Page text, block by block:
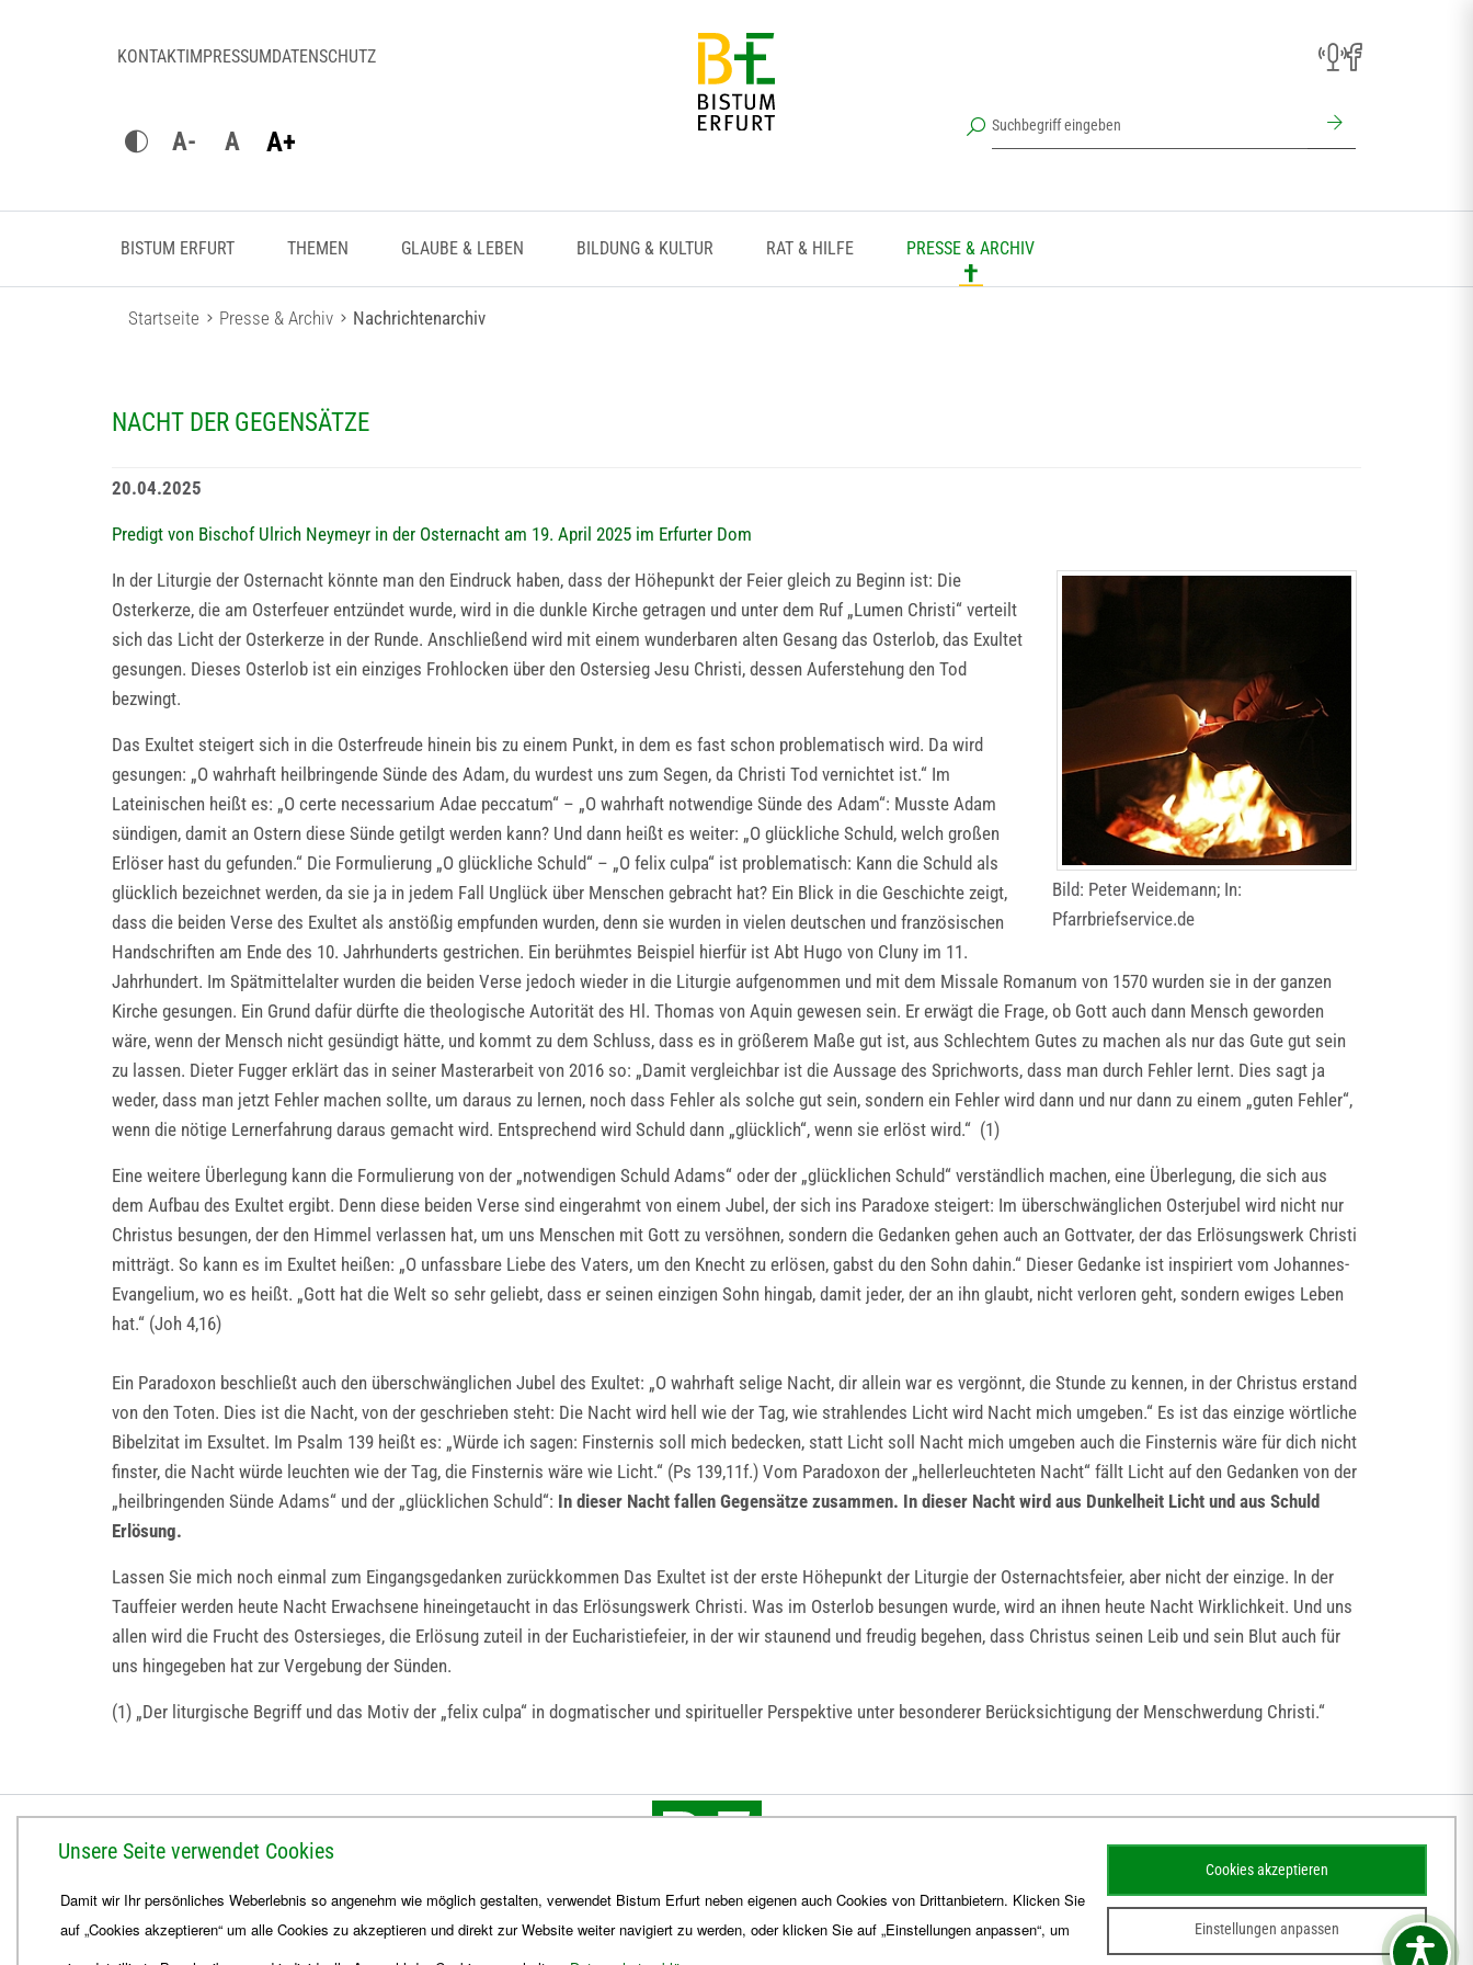
KONTAKTIMPRESSUMDATENSCHUTZ
A- A A+
BISTUM ERFURT THEMEN GLAUBE & LEBEN BILDUNG & KULTUR RAT & HILFE PRESSE & ARCHIV
Startseite Presse & Archiv Nachrichtenarchiv
NACHT DER GEGENSÄTZE
20.04.2025
Predigt von Bischof Ulrich Neymeyr in der Osternacht am 19. April 2025 im Erfurter Dom
Bild: Peter Weidemann; In:
Pfarrbriefservice.de
In der Liturgie der Osternacht könnte man den Eindruck haben, dass der Höhepunkt der Feier gleich zu Beginn ist: Die
Osterkerze, die am Osterfeuer entzündet wurde, wird in die dunkle Kirche getragen und unter dem Ruf „Lumen Christi“ verteilt
sich das Licht der Osterkerze in der Runde. Anschließend wird mit einem wunderbaren alten Gesang das Osterlob, das Exultet
gesungen. Dieses Osterlob ist ein einziges Frohlocken über den Ostersieg Jesu Christi, dessen Auferstehung den Tod
bezwingt.
Das Exultet steigert sich in die Osterfreude hinein bis zu einem Punkt, in dem es fast schon problematisch wird. Da wird
gesungen: „O wahrhaft heilbringende Sünde des Adam, du wurdest uns zum Segen, da Christi Tod vernichtet ist.“ Im
Lateinischen heißt es: „O certe necessarium Adae peccatum“ – „O wahrhaft notwendige Sünde des Adam“: Musste Adam
sündigen, damit an Ostern diese Sünde getilgt werden kann? Und dann heißt es weiter: „O glückliche Schuld, welch großen
Erlöser hast du gefunden.“ Die Formulierung „O glückliche Schuld“ – „O felix culpa“ ist problematisch: Kann die Schuld als
glücklich bezeichnet werden, da sie ja in jedem Fall Unglück über Menschen gebracht hat? Ein Blick in die Geschichte zeigt,
dass die beiden Verse des Exultet als anstößig empfunden wurden, denn sie wurden in vielen deutschen und französischen
Handschriften am Ende des 10. Jahrhunderts gestrichen. Ein berühmtes Beispiel hierfür ist Abt Hugo von Cluny im 11.
Jahrhundert. Im Spätmittelalter wurden die beiden Verse jedoch wieder in die Liturgie aufgenommen und mit dem Missale Romanum von 1570 wurden sie in der ganzen
Kirche gesungen. Ein Grund dafür dürfte die theologische Autorität des Hl. Thomas von Aquin gewesen sein. Er erwägt die Frage, ob Gott auch dann Mensch geworden
wäre, wenn der Mensch nicht gesündigt hätte, und kommt zu dem Schluss, dass es in größerem Maße gut ist, aus Schlechtem Gutes zu machen als nur das Gute gut sein
zu lassen. Dieter Fugger erklärt das in seiner Masterarbeit von 2016 so: „Damit vergleichbar ist die Aussage des Sprichworts, dass man durch Fehler lernt. Dies sagt ja
weder, dass man jetzt Fehler machen sollte, um daraus zu lernen, noch dass Fehler als solche gut sein, sondern ein Fehler wird dann und nur dann zu einem „guten Fehler“,
wenn die nötige Lernerfahrung daraus gemacht wird. Entsprechend wird Schuld dann „glücklich“, wenn sie erlöst wird.“ (1)
Eine weitere Überlegung kann die Formulierung von der „notwendigen Schuld Adams“ oder der „glücklichen Schuld“ verständlich machen, eine Überlegung, die sich aus
dem Aufbau des Exultet ergibt. Denn diese beiden Verse sind eingerahmt von einem Jubel, der sich ins Paradoxe steigert: Im überschwänglichen Osterjubel wird nicht nur
Christus besungen, der den Himmel verlassen hat, um uns Menschen mit Gott zu versöhnen, sondern die Gedanken gehen auch an Gottvater, der das Erlösungswerk Christi
mitträgt. So kann es im Exultet heißen: „O unfassbare Liebe des Vaters, um den Knecht zu erlösen, gabst du den Sohn dahin.“ Dieser Gedanke ist inspiriert vom Johannes-
Evangelium, wo es heißt. „Gott hat die Welt so sehr geliebt, dass er seinen einzigen Sohn hingab, damit jeder, der an ihn glaubt, nicht verloren geht, sondern ewiges Leben
hat.“ (Joh 4,16)
Ein Paradoxon beschließt auch den überschwänglichen Jubel des Exultet: „O wahrhaft selige Nacht, dir allein war es vergönnt, die Stunde zu kennen, in der Christus erstand
von den Toten. Dies ist die Nacht, von der geschrieben steht: Die Nacht wird hell wie der Tag, wie strahlendes Licht wird Nacht mich umgeben.“ Es ist das einzige wörtliche
Bibelzitat im Exsultet. Im Psalm 139 heißt es: „Würde ich sagen: Finsternis soll mich bedecken, statt Licht soll Nacht mich umgeben auch die Finsternis wäre für dich nicht
finster, die Nacht würde leuchten wie der Tag, die Finsternis wäre wie Licht.“ (Ps 139,11f.) Vom Paradoxon der „hellerleuchteten Nacht“ fällt Licht auf den Gedanken von der
„heilbringenden Sünde Adams“ und der „glücklichen Schuld“: In dieser Nacht fallen Gegensätze zusammen. In dieser Nacht wird aus Dunkelheit Licht und aus Schuld
Erlösung.
Lassen Sie mich noch einmal zum Eingangsgedanken zurückkommen Das Exultet ist der erste Höhepunkt der Liturgie der Osternachtsfeier, aber nicht der einzige. In der
Tauffeier werden heute Nacht Erwachsene hineingetaucht in das Erlösungswerk Christi. Was im Osterlob besungen wurde, wird an ihnen heute Nacht Wirklichkeit. Und uns
allen wird die Frucht des Ostersieges, die Erlösung zuteil in der Eucharistiefeier, in der wir staunend und freudig begehen, dass Christus seinen Leib und sein Blut auch für
uns hingegeben hat zur Vergebung der Sünden.
(1) „Der liturgische Begriff und das Motiv der „felix culpa“ in dogmatischer und spiritueller Perspektive unter besonderer Berücksichtigung der Menschwerdung Christi.“
BISTUM ERFURT
Bischöfliches Ordinariat
Herrmannsplatz 9, 99084 Erfurt
Unsere Seite verwendet Cookies
Damit wir Ihr persönliches Weberlebnis so angenehm wie möglich gestalten, verwendet Bistum Erfurt neben eigenen auch Cookies von Drittanbietern. Klicken Sie
auf „Cookies akzeptieren“ um alle Cookies zu akzeptieren und direkt zur Website weiter navigiert zu werden, oder klicken Sie auf „Einstellungen anpassen“, um
Einstellungen anpassen
Cookies akzeptieren